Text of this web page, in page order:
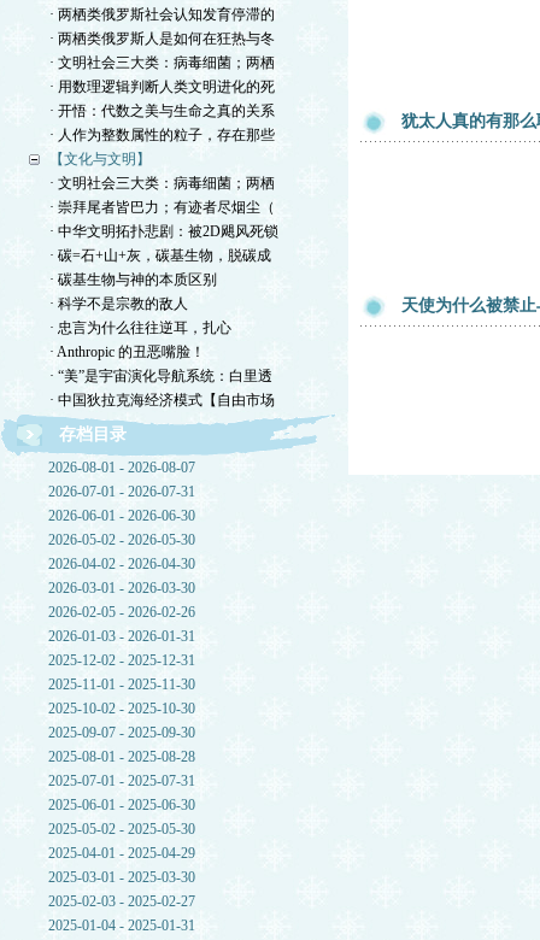
· 两栖类俄罗斯社会认知发育停滞的
· 两栖类俄罗斯人是如何在狂热与冬
· 文明社会三大类：病毒细菌；两栖
· 用数理逻辑判断人类文明进化的死
· 开悟：代数之美与生命之真的关系
· 人作为整数属性的粒子，存在那些
【文化与文明】
· 文明社会三大类：病毒细菌；两栖
· 崇拜尾者皆巴力；有迹者尽烟尘（
· 中华文明拓扑悲剧：被2D飓风死锁
· 碳=石+山+灰，碳基生物，脱碳成
· 碳基生物与神的本质区别
· 科学不是宗教的敌人
· 忠言为什么往往逆耳，扎心
· Anthropic 的丑恶嘴脸！
· “美”是宇宙演化导航系统：白里透
· 中国狄拉克海经济模式【自由市场
存档目录
2026-08-01 - 2026-08-07
2026-07-01 - 2026-07-31
2026-06-01 - 2026-06-30
2026-05-02 - 2026-05-30
2026-04-02 - 2026-04-30
2026-03-01 - 2026-03-30
2026-02-05 - 2026-02-26
2026-01-03 - 2026-01-31
2025-12-02 - 2025-12-31
2025-11-01 - 2025-11-30
2025-10-02 - 2025-10-30
2025-09-07 - 2025-09-30
2025-08-01 - 2025-08-28
2025-07-01 - 2025-07-31
2025-06-01 - 2025-06-30
2025-05-02 - 2025-05-30
2025-04-01 - 2025-04-29
2025-03-01 - 2025-03-30
2025-02-03 - 2025-02-27
2025-01-04 - 2025-01-31
犹太人真的有那
天使为什么被禁